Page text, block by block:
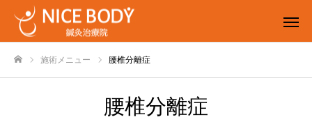
施術メニュー 腰椎分離症
腰椎分離症